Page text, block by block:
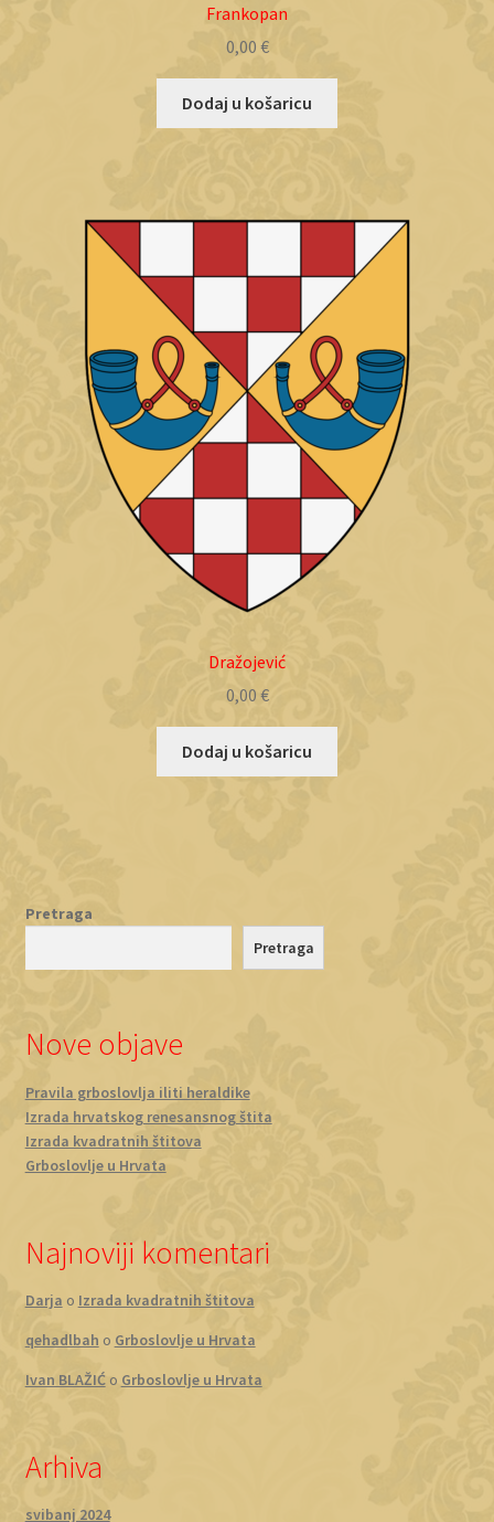
Frankopan
0,00 €
Dodaj u košaricu
Dražojević
0,00 €
Dodaj u košaricu
Pretraga
Pretraga
Nove objave
Pravila grboslovlja iliti heraldike
Izrada hrvatskog renesansnog štita
Izrada kvadratnih štitova
Grboslovlje u Hrvata
Najnoviji komentari
Darja o Izrada kvadratnih štitova
qehadlbah o Grboslovlje u Hrvata
Ivan BLAŽIĆo Grboslovlje u Hrvata
Arhiva
svibanj 2024